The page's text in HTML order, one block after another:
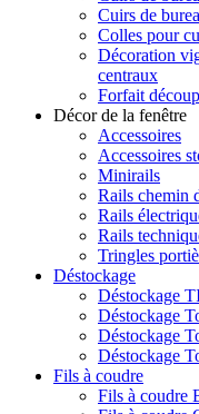
Cuirs de
Colles pour
Décoration
centraux
Forfait
Décor de la fenêtre
Accessoires
Accessoires
Minirails
Rails chemin
Rails
Rails
Tringles
Déstockage
Déstockage
Déstockage
Déstockage
Déstockage
Fils à coudre
Fils à